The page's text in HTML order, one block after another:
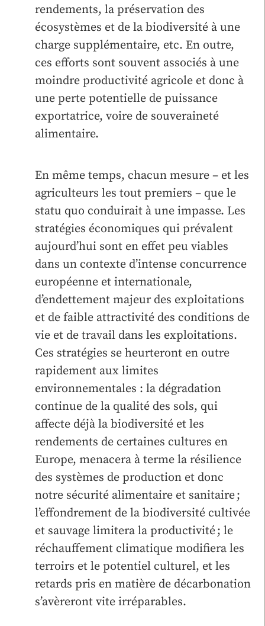
rendements, la préservation des
écosystèmes et de la biodiversité à une
charge supplémentaire, etc. En outre,
ces efforts sont souvent associés à une
moindre productivité agricole et donc à
une perte potentielle de puissance
exportatrice, voire de souveraineté
alimentaire.
En même temps, chacun mesure – et les
agriculteurs les tout premiers – que le
statu quo conduirait à une impasse. Les
stratégies économiques qui prévalent
aujourd’hui sont en effet peu viables
dans un contexte d’intense concurrence
européenne et internationale,
d’endettement majeur des exploitations
et de faible attractivité des conditions de
vie et de travail dans les exploitations.
Ces stratégies se heurteront en outre
rapidement aux limites
environnementales : la dégradation
continue de la qualité des sols, qui
affecte déjà la biodiversité et les
rendements de certaines cultures en
Europe, menacera à terme la résilience
des systèmes de production et donc
notre sécurité alimentaire et sanitaire ;
l’effondrement de la biodiversité cultivée
et sauvage limitera la productivité ; le
réchauffement climatique modifiera les
terroirs et le potentiel culturel, et les
retards pris en matière de décarbonation
s’avèreront vite irréparables.